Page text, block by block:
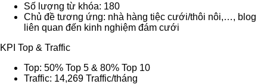
Số lượng từ khóa: 180
Chủ đề tương ứng: nhà hàng tiệc cưới/thôi nôi,…, blog
liên quan đến kinh nghiệm đám cưới
KPI Top & Traffic
Top: 50% Top 5 & 80% Top 10
Traffic: 14,269 Traffic/tháng